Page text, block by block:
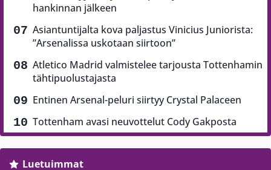
hankinnan jälkeen
Asiantuntijalta kova paljastus Vinicius Juniorista:
”Arsenalissa uskotaan siirtoon”
Atletico Madrid valmistelee tarjousta Tottenhamin
tähtipuolustajasta
Entinen Arsenal-peluri siirtyy Crystal Palaceen
Tottenham avasi neuvottelut Cody Gakposta
Luetuimmat